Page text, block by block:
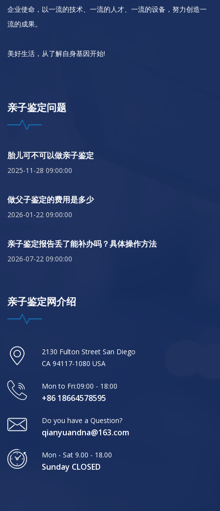
企业使命，以一流的技术、一流的人才、一流的设备，努力创造一
流的成果。
美好生活，从了解自身基因开始!
亲子鉴定问题
胎儿可不可以做亲子鉴定
2025-11-28 09:00:00
做父子鉴定的费用是多少
2026-01-22 09:00:00
亲子鉴定报告丢了能补办吗？具体操作方法
2026-07-22 09:00:00
亲子鉴定网介绍
2130 Fulton Street San Diego
CA 94117-1080 USA
Mon to Fri:09:00 - 18:00
+86 18664578595
Do you have a Question?
qianyuandna@163.com
Mon - Sat 9.00 - 18.00
Sunday CLOSED